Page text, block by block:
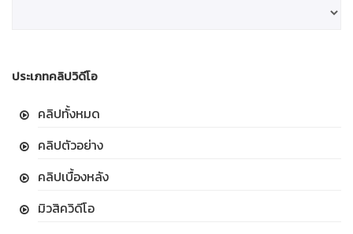
ประเภทคลิปวิดีโอ
คลิปทั้งหมด
คลิปตัวอย่าง
คลิปเบื้องหลัง
มิวสิควิดีโอ